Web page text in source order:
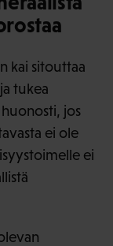
kai sitouttaa
tukea
jos
ei ole
ei